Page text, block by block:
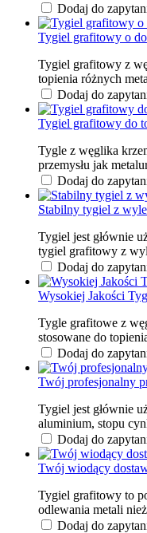
Dodaj do
Tygiel grafitowy o
Tygiel grafitowy z
topienia różnych
Dodaj do
Tygiel grafitowy do
Tygle z węglika
przemysłu jak
Dodaj do
Stabilny tygiel z
Tygiel jest głównie
tygiel grafitowy z
Dodaj do
Wysokiej Jakości
Tygle grafitowe z
stosowane do
Dodaj do
Twój profesjonalny
Tygiel jest głównie
aluminium, stopu
Dodaj do
Twój wiodący
Tygiel grafitowy to
odlewania metali
Dodaj do